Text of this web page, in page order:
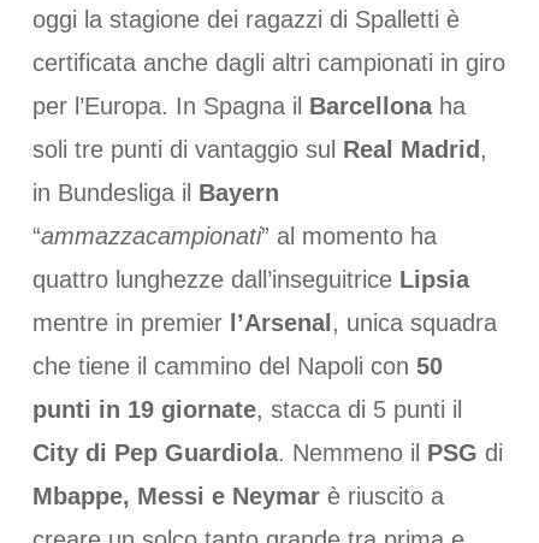
oggi la stagione dei ragazzi di Spalletti è
certificata anche dagli altri campionati in giro
per l’Europa. In Spagna il Barcellona ha
soli tre punti di vantaggio sul Real Madrid ,
in Bundesliga il Bayern
“ammazzacampionati” al momento ha
quattro lunghezze dall’inseguitrice Lipsia
mentre in premier l’Arsenal , unica squadra
che tiene il cammino del Napoli con 50
punti in 19 giornate, stacca di 5 punti il
City di Pep Guardiola. Nemmeno il PSG di
Mbappe, Messi e Neymarè riuscito a